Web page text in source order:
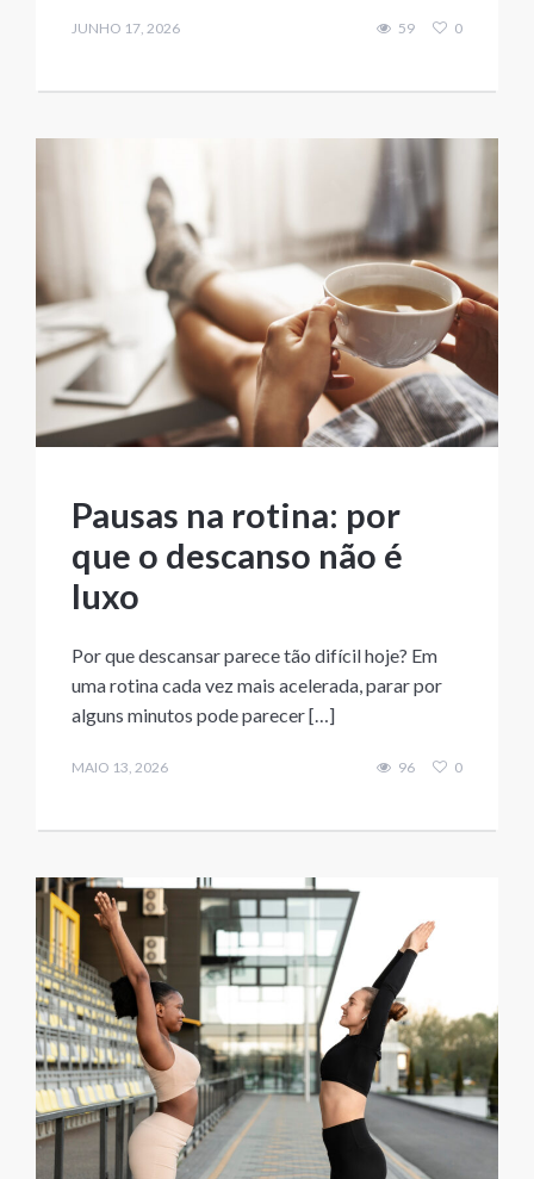
JUNHO 17, 2026 59 0
Pausas na rotina: por
que o descanso não é
luxo
Por que descansar parece tão difícil hoje? Em
uma rotina cada vez mais acelerada, parar por
alguns minutos pode parecer […]
MAIO 13, 2026 96 0